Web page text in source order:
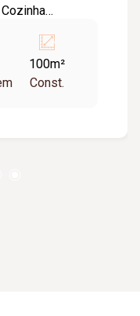
Portão
Gás;
100m²
Const.